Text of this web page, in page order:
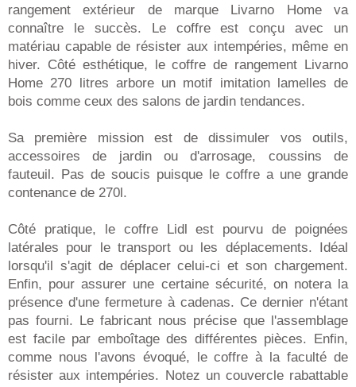
rangement extérieur de marque Livarno Home va
connaître le succès. Le coffre est conçu avec un
matériau capable de résister aux intempéries, même en
hiver. Côté esthétique, le coffre de rangement Livarno
Home 270 litres arbore un motif imitation lamelles de
bois comme ceux des salons de jardin tendances.
Sa première mission est de dissimuler vos outils,
accessoires de jardin ou d'arrosage, coussins de
fauteuil. Pas de soucis puisque le coffre a une grande
contenance de 270l.
Côté pratique, le coffre Lidl est pourvu de poignées
latérales pour le transport ou les déplacements. Idéal
lorsqu'il s'agit de déplacer celui-ci et son chargement.
Enfin, pour assurer une certaine sécurité, on notera la
présence d'une fermeture à cadenas. Ce dernier n'étant
pas fourni. Le fabricant nous précise que l'assemblage
est facile par emboîtage des différentes pièces. Enfin,
comme nous l'avons évoqué, le coffre à la faculté de
résister aux intempéries. Notez un couvercle rabattable